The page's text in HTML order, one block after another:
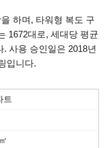
하며, 타워형 복도 구
1672대로, 세대당 평균
사용 승인일은 2018년
입니다.
트